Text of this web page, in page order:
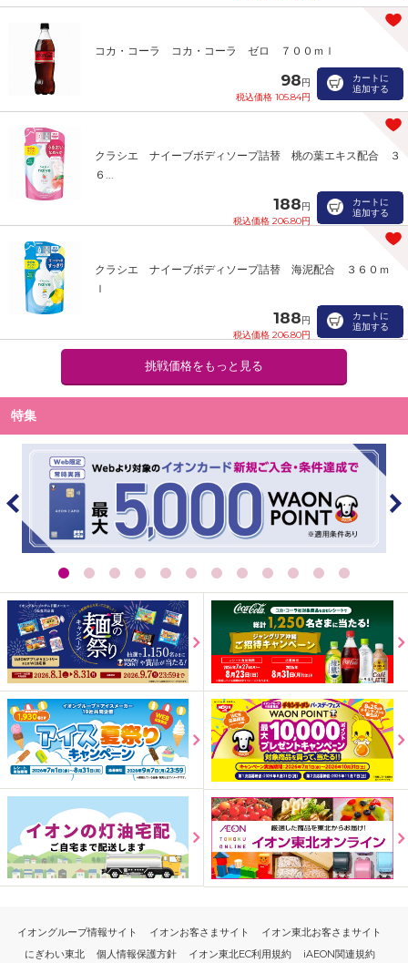
コカ・コーラ コカ・コーラ ゼロ ７００ｍｌ
98円
税込価格 105.84円
カートに
追加する
クラシエ ナイーブボディソープ詰替 桃の葉エキス配合 ３
６...
188円
税込価格 206.80円
カートに
追加する
クラシエ ナイーブボディソープ詰替 海泥配合 ３６０ｍ
ｌ
188円
税込価格 206.80円
カートに
追加する
挑戦価格をもっと見る
特集
イオングループ情報サイト イオンお客さまサイト
イオン東北お客さまサイト
にぎわい東北
個人情報保護方針 イオン東北EC利用規約 iAEON関連規約